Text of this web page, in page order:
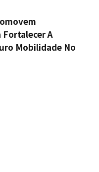
A
Mobilidade No